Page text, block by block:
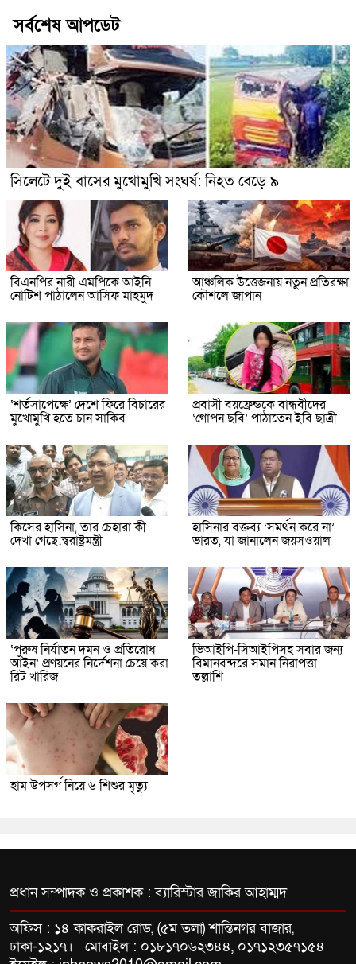
সর্বশেষ আপডেট
সিলেটে দুই বাসের মুখোমুখি সংঘর্ষ: নিহত বেড়ে ৯
বিএনপির নারী এমপিকে আইনি
নোটিশ পাঠালেন আসিফ মাহমুদ
আঞ্চলিক উত্তেজনায় নতুন প্রতিরক্ষা
কৌশলে জাপান
‘শর্তসাপেক্ষে’ দেশে ফিরে বিচারের
মুখোমুখি হতে চান সাকিব
প্রবাসী বয়ফ্রেন্ডকে বান্ধবীদের
‘গোপন ছবি’ পাঠাতেন ইবি ছাত্রী
কিসের হাসিনা, তার চেহারা কী
দেখা গেছে:স্বরাষ্ট্রমন্ত্রী
হাসিনার বক্তব্য ‘সমর্থন করে না’
ভারত, যা জানালেন জয়সওয়াল
‘পুরুষ নির্যাতন দমন ও প্রতিরোধ
আইন’ প্রণয়নের নির্দেশনা চেয়ে করা
রিট খারিজ
ভিআইপি-সিআইপিসহ সবার জন্য
বিমানবন্দরে সমান নিরাপত্তা
তল্লাশি
হাম উপসর্গ নিয়ে ৬ শিশুর মৃত্যু
প্রধান সম্পাদক ও প্রকাশক : ব্যারিস্টার জাকির আহাম্মদ
অফিস : ১৪ কাকরাইল রোড, (৫ম তলা) শান্তিনগর বাজার,
ঢাকা-১২১৭। মোবাইল : ০১৮১৭০৬২৩৪৪, ০১৭১২৩৫৭১৫৪